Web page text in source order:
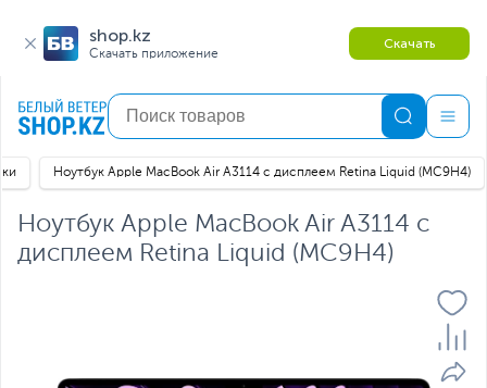
shop.kz
Скачать приложение
Скачать
Ноутбук Apple MacBook Air A3114 с дисплеем Retina Liquid (MC9H4)
Ноутбук Apple MacBook Air A3114 с
дисплеем Retina Liquid (MC9H4)